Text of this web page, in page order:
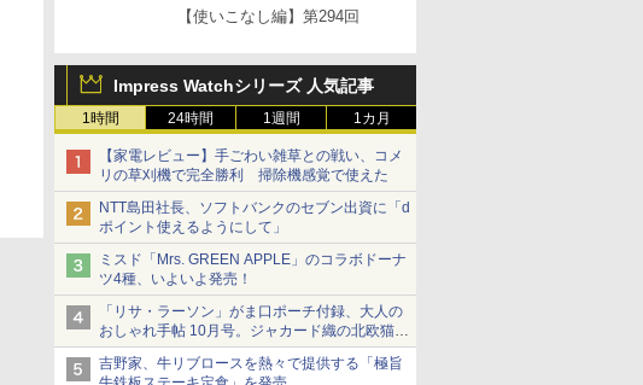
【使いこなし編】第294回
Impress Watchシリーズ 人気記事
1時間 24時間 1週間 1カ月
【家電レビュー】手ごわい雑草との戦い、コメ
リの草刈機で完全勝利 掃除機感覚で使えた
NTT島田社長、ソフトバンクのセブン出資に「d
ポイント使えるようにして」
ミスド「Mrs. GREEN APPLE」のコラボドーナ
ツ4種、いよいよ発売！
「リサ・ラーソン」がま口ポーチ付録、大人の
おしゃれ手帖 10月号。ジャカード織の北欧猫デ
ザイン
吉野家、牛リブロースを熱々で提供する「極旨